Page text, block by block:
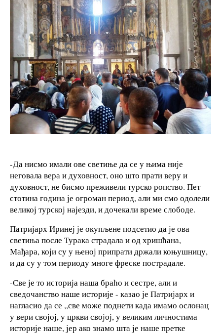
-Да нисмо имали ове светиње да се у њима није
неговала вера и духовност, оно што прати веру и
духовност, не бисмо преживели турско ропство. Пет
стотина година је огроман период, али ми смо одолели
великој турској најезди, и дочекали време слободе.
Патријарх Иринеј је окупљене подсетио да је ова
светиња после Турака страдала и од хришћана,
Мађара, који су у њеној припрати држали коњушницу,
и да су у том периоду многе фреске пострадале.
-Све је то историја наша браћо и сестре, али и
сведочанство наше историје - казао је Патријарх и
нагласио да се ,,све може поднети када имамо ослонац
у вери својој, у цркви својој, у великим личностима
историје наше, јер ако знамо шта је наше претке